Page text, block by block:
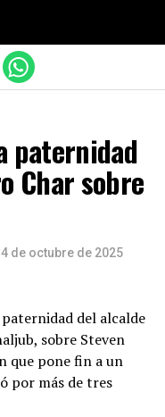
paternidad
Char sobre
de octubre de 2025
del alcalde
sobre Steven
que pone fin a un
por más de tres